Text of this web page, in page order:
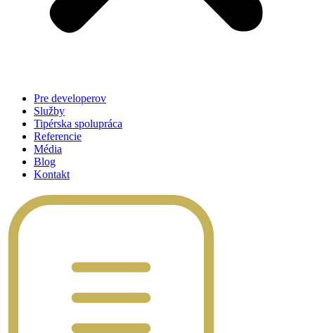
Pre developerov
Služby
Tipérska spolupráca
Referencie
Média
Blog
Kontakt